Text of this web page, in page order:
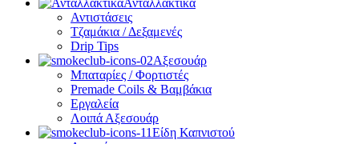
Ανταλλακτικά
Αντιστάσεις
Τζαμάκια / Δεξαμενές
Drip Tips
Αξεσουάρ
Μπαταρίες / Φορτιστές
Premade Coils & Βαμβάκια
Εργαλεία
Λοιπά Αξεσουάρ
Είδη Καπνιστού